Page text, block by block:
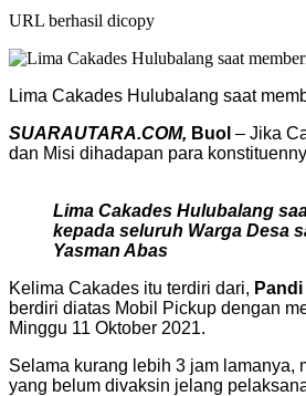
URL berhasil dicopy
Lima Cakades Hulubalang saat
SUARAUTARA.COM, Buol – Jika
dan Misi dihadapan para
Lima Cakades Hulubalang
kepada seluruh Warga Desa
Yasman Abas
Kelima Cakades itu terdiri dari,
berdiri diatas Mobil Pickup dengan
Minggu 11 Oktober 2021.
Selama kurang lebih 3 jam lamanya,
yang belum divaksin jelang